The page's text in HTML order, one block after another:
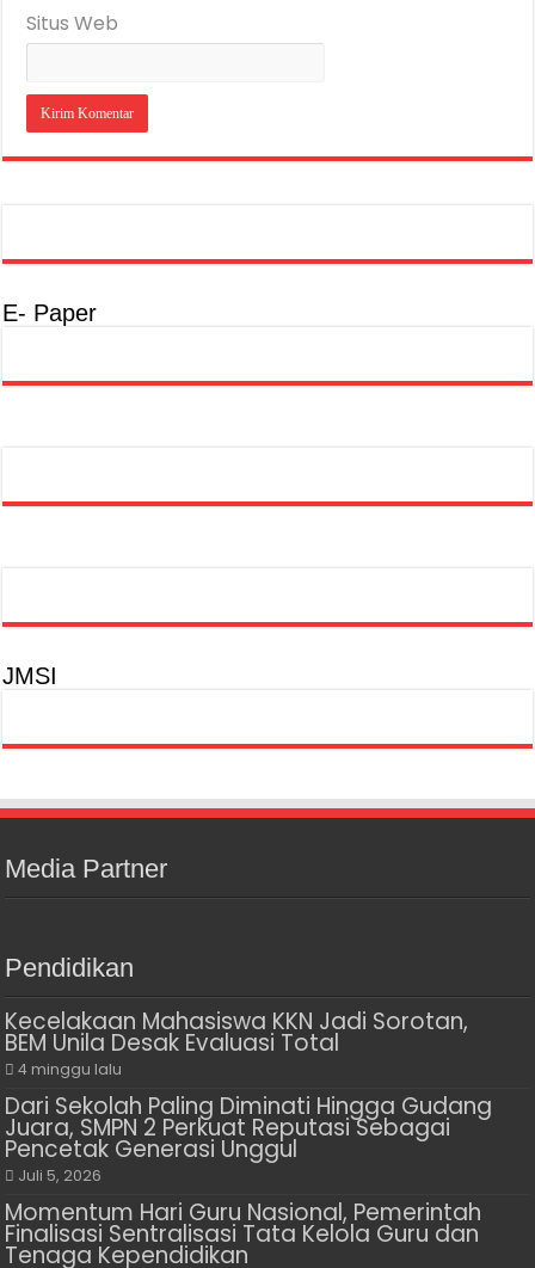
Situs Web
E- Paper
JMSI
Media Partner
Pendidikan
Kecelakaan Mahasiswa KKN Jadi Sorotan,
BEM Unila Desak Evaluasi Total
4 minggu lalu
Dari Sekolah Paling Diminati Hingga Gudang
Juara, SMPN 2 Perkuat Reputasi Sebagai
Pencetak Generasi Unggul
Juli 5, 2026
Momentum Hari Guru Nasional, Pemerintah
Finalisasi Sentralisasi Tata Kelola Guru dan
Tenaga Kependidikan